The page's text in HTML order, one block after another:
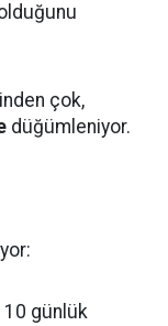
çok,
düğümleniyor.
10 günlük